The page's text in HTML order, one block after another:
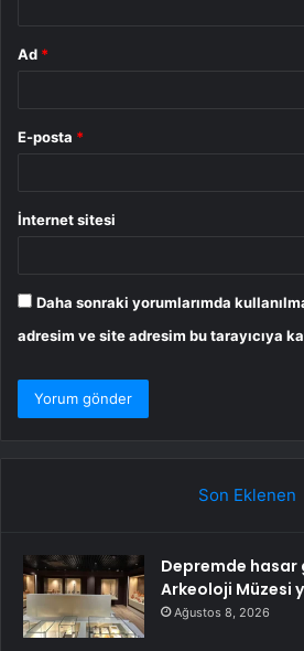
Ad *
E-posta *
İnternet sitesi
Daha sonraki yorumlarımda
adresim ve site adresim bu tarayıcıya
Son Eklenen
Depremde
Arkeoloji Müzesi
Ağustos 8, 2026